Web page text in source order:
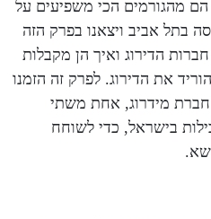
בתל
עם
הם מהגורמים הכי משפיעים על
בתל אביב ויצאנו בפרק הזה
הדירוג ואיך הן מקבלות
את הדירוג. לפרק זה הזמנו
מידרוג, אחת משתי
בישראל, כדי לשוחח